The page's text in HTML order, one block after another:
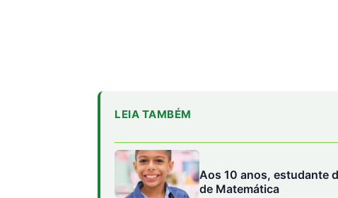
LEIA TAMBÉM
Aos 10 anos, estudante
de Matemática